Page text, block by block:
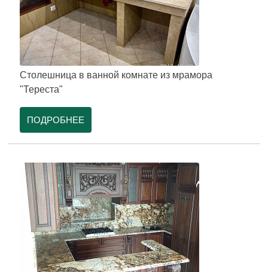
Столешница в ванной комнате из мрамора
"Тереста"
ПОДРОБНЕЕ